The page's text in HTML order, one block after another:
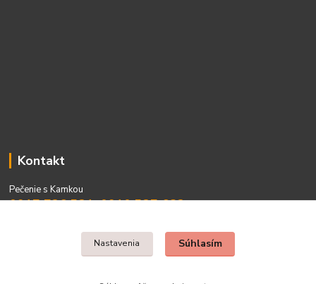
Kontakt
Pečenie s Kamkou
0917 736 531, 0910 537 682
Nastavenia Súhlasím